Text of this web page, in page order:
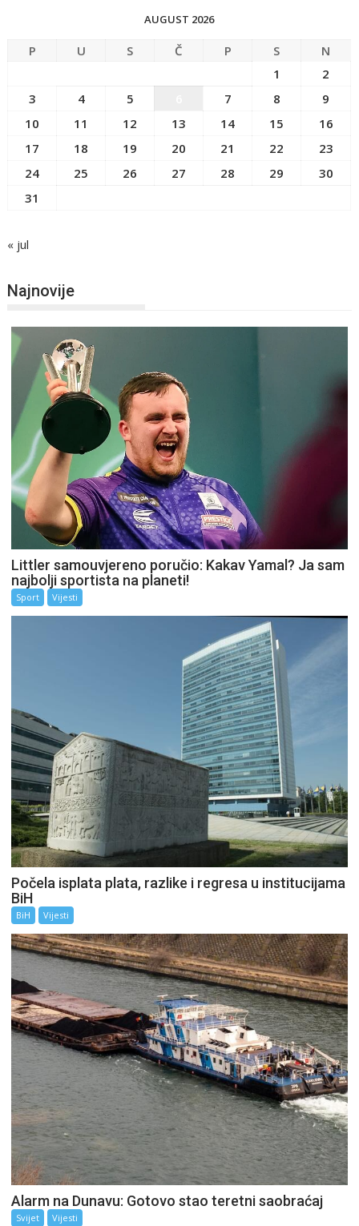
AUGUST 2026
P U S Č P S
N
1
2
3
4 5 7 8
9
10
11 12 13 14 15
16
17
18 19 20 21 22
23
24
25 26 27 28 29
30
31
« jul
Najnovije
Littler samouvjereno poručio: Kakav Yamal? Ja sam
najbolji sportista na planeti!
Sport Vijesti
Počela isplata plata, razlike i regresa u institucijama
BiH
BiH Vijesti
Alarm na Dunavu: Gotovo stao teretni saobraćaj
Svijet Vijesti